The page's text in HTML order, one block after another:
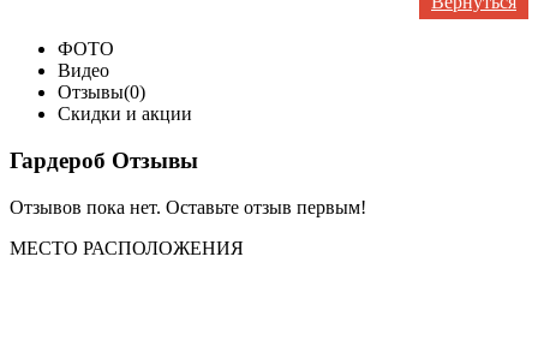
ФОТО
Видео
Отзывы(0)
Скидки и акции
Гардероб Отзывы
Отзывов пока нет. Оставьте отзыв первым!
МЕСТО РАСПОЛОЖЕНИЯ